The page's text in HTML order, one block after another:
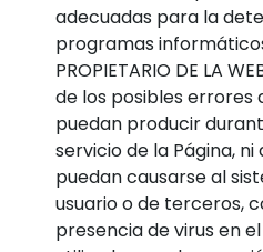
adecuadas para la
programas
PROPIETARIO DE LA
de los posibles errores
puedan producir
servicio de la Página,
puedan causarse al
usuario o de terceros,
presencia de virus en